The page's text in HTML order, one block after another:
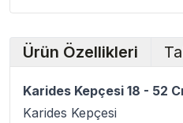
Ürün Özellikleri
Karides Kepçesi 18 - 52
Karides Kepçesi